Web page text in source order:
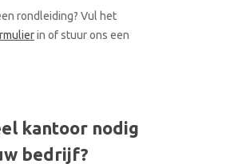
rondleiding? Vul het
in of stuur ons een
kantoor nodig
bedrijf?